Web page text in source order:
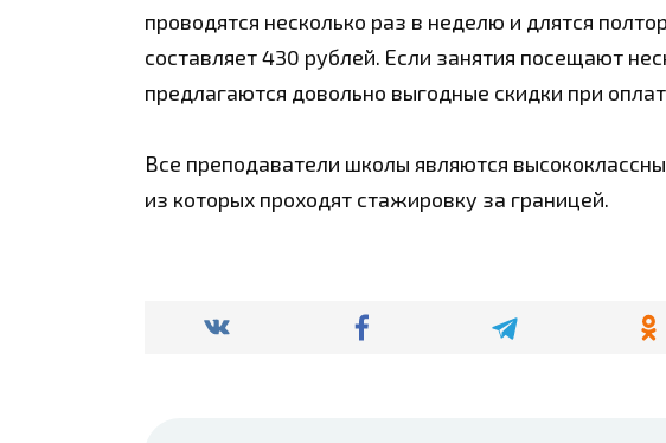
проводятся несколько раз в неделю и длятся
составляет 430 рублей. Если занятия посещают
предлагаются довольно выгодные скидки при
Все преподаватели школы являются
из которых проходят стажировку за границей.